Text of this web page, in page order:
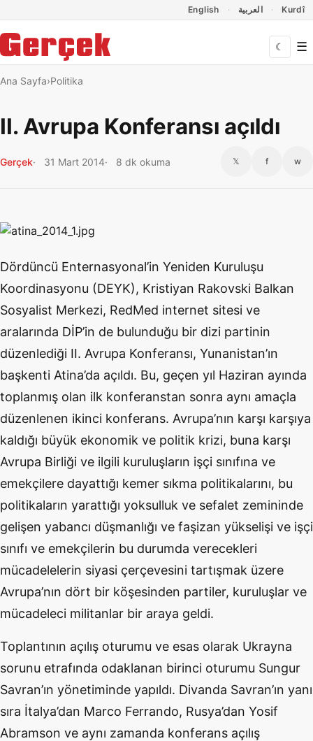
English العربية Kurdî
☾ ☰
Ana Sayfa Politika
II. Avrupa Konferansı açıldı
Gerçek 31 Mart 2014 8 dk okuma 𝕏 f w
Dördüncü Enternasyonal’in Yeniden Kuruluşu
Koordinasyonu (DEYK), Kristiyan Rakovski Balkan
Sosyalist Merkezi, RedMed internet sitesi ve
aralarında DİP’in de bulunduğu bir dizi partinin
düzenlediği II. Avrupa Konferansı, Yunanistan’ın
başkenti Atina’da açıldı. Bu, geçen yıl Haziran ayında
toplanmış olan ilk konferanstan sonra aynı amaçla
düzenlenen ikinci konferans. Avrupa’nın karşı karşıya
kaldığı büyük ekonomik ve politik krizi, buna karşı
Avrupa Birliği ve ilgili kuruluşların işçi sınıfına ve
emekçilere dayattığı kemer sıkma politikalarını, bu
politikaların yarattığı yoksulluk ve sefalet zemininde
gelişen yabancı düşmanlığı ve faşizan yükselişi ve işçi
sınıfı ve emekçilerin bu durumda verecekleri
mücadelelerin siyasi çerçevesini tartışmak üzere
Avrupa’nın dört bir köşesinden partiler, kuruluşlar ve
mücadeleci militanlar bir araya geldi.
Toplantının açılış oturumu ve esas olarak Ukrayna
sorunu etrafında odaklanan birinci oturumu Sungur
Savran’ın yönetiminde yapıldı. Divanda Savran’ın yanı
sıra İtalya’dan Marco Ferrando, Rusya’dan Yosif
Abramson ve aynı zamanda konferans açılış